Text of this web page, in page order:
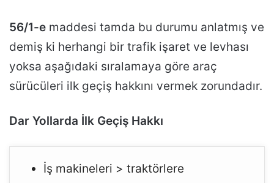
56/1-e maddesi tamda bu durumu anlatmış ve
demiş ki herhangi bir trafik işaret ve levhası
yoksa aşağıdaki sıralamaya göre araç
sürücüleri ilk geçiş hakkını vermek zorundadır.
Dar Yollarda İlk Geçiş Hakkı
İş makineleri > traktörlere